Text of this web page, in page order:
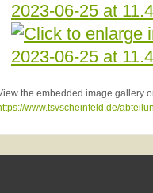
the embedded image gallery
www.tsvscheinfeld.de/